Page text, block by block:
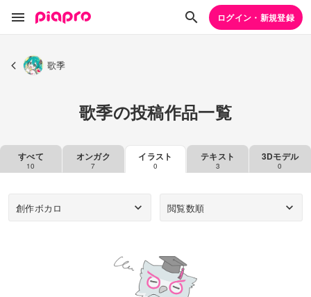
ログイン・新規登録
歌季
歌季の投稿作品一覧
すべて
10
オンガク
7
イラスト
0
テキスト
3
3Dモデル
0
創作ボカロ 閲覧数順